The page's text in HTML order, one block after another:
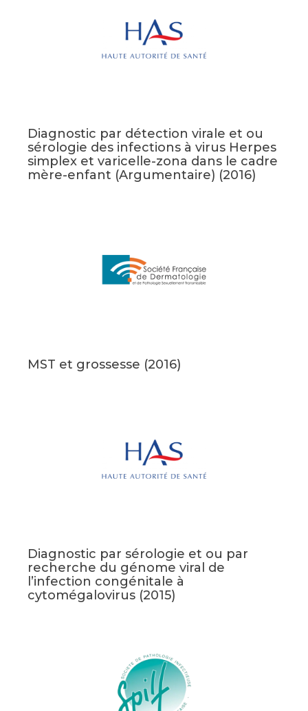
Diagnostic par détection virale et ou
sérologie des infections à virus Herpes
simplex et varicelle-zona dans le cadre
mère-enfant (Argumentaire) (2016)
MST et grossesse (2016)
Diagnostic par sérologie et ou par
recherche du génome viral de
l’infection congénitale à
cytomégalovirus (2015)